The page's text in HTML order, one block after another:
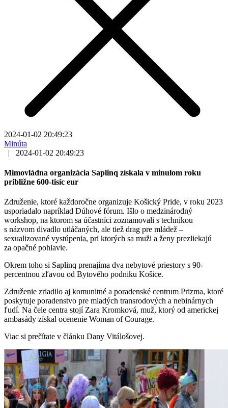
2024-01-02 20:49:23
Minúta
|
2024-01-02 20:49:23
Mimovládna organizácia Saplinq získala v minulom roku
približne 600-tisíc eur
Združenie, ktoré každoročne organizuje Košický Pride, v roku 2023
usporiadalo napríklad Dúhové fórum. Išlo o medzinárodný
workshop, na ktorom sa účastníci zoznamovali s technikou
s názvom divadlo utláčaných, ale tiež drag pre mládež –
sexualizované vystúpenia, pri ktorých sa muži a ženy prezliekajú
za opačné pohlavie.
Okrem toho si Saplinq prenajíma dva nebytové priestory s 90-
percentnou zľavou od Bytového podniku Košice.
Združenie zriadilo aj komunitné a poradenské centrum Prizma, ktoré
poskytuje poradenstvo pre mladých transrodových a nebinárnych
ľudí. Na čele centra stojí Zara Kromková, muž, ktorý od americkej
ambasády získal ocenenie Woman of Courage.
Viac si prečítate v článku Dany Vitálošovej.